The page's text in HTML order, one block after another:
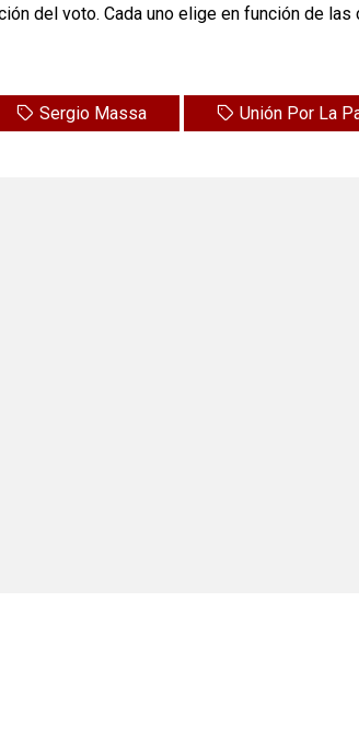
del voto. Cada uno elige en función de
Sergio Massa Unión Por La